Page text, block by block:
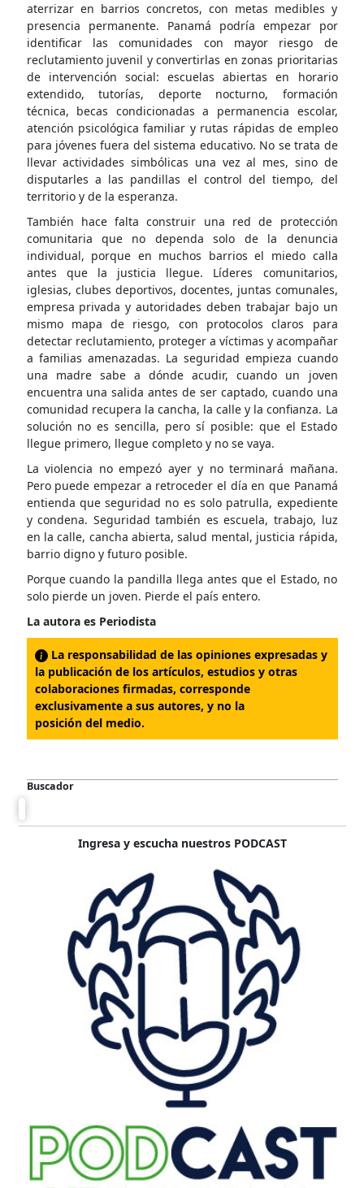
aterrizar en barrios concretos, con metas medibles y
presencia permanente. Panamá podría empezar por
identificar las comunidades con mayor riesgo de
reclutamiento juvenil y convertirlas en zonas prioritarias
de intervención social: escuelas abiertas en horario
extendido, tutorías, deporte nocturno, formación
técnica, becas condicionadas a permanencia escolar,
atención psicológica familiar y rutas rápidas de empleo
para jóvenes fuera del sistema educativo. No se trata de
llevar actividades simbólicas una vez al mes, sino de
disputarles a las pandillas el control del tiempo, del
territorio y de la esperanza.
También hace falta construir una red de protección
comunitaria que no dependa solo de la denuncia
individual, porque en muchos barrios el miedo calla
antes que la justicia llegue. Líderes comunitarios,
iglesias, clubes deportivos, docentes, juntas comunales,
empresa privada y autoridades deben trabajar bajo un
mismo mapa de riesgo, con protocolos claros para
detectar reclutamiento, proteger a víctimas y acompañar
a familias amenazadas. La seguridad empieza cuando
una madre sabe a dónde acudir, cuando un joven
encuentra una salida antes de ser captado, cuando una
comunidad recupera la cancha, la calle y la confianza. La
solución no es sencilla, pero sí posible: que el Estado
llegue primero, llegue completo y no se vaya.
La violencia no empezó ayer y no terminará mañana.
Pero puede empezar a retroceder el día en que Panamá
entienda que seguridad no es solo patrulla, expediente
y condena. Seguridad también es escuela, trabajo, luz
en la calle, cancha abierta, salud mental, justicia rápida,
barrio digno y futuro posible.
Porque cuando la pandilla llega antes que el Estado, no
solo pierde un joven. Pierde el país entero.
La autora es Periodista
La responsabilidad de las opiniones expresadas y
la publicación de los artículos, estudios y otras
colaboraciones firmadas, corresponde
exclusivamente a sus autores, y no la
posición del medio.
Buscador
Ingresa y escucha nuestros PODCAST